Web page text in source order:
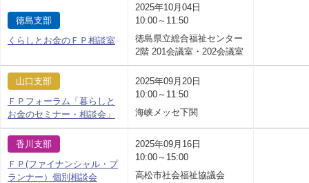
徳島支部
くらしとお金のＦＰ相談室
2025年10月04日
10:00～11:50
徳島県立総合福祉センター
2階 201会議室・202会議室
山口支部
ＦＰフォーラム「暮らしと
お金のセミナー・相談会」
2025年09月20日
10:00～11:50
海峡メッセ下関
香川支部
ＦＰ(ファイナンシャル・プ
ランナー）個別相談会
2025年09月16日
10:00～15:00
高松市社会福祉協議会